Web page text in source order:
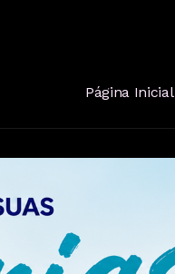
Página Inicial